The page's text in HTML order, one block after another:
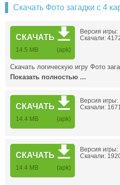
Скачать Фото загадки с 4
СКАЧАТЬ
14.5 MB (apk)
Версия игры:
Скачали:
Скачать логическую игру Фото
Показать полностью ...
СКАЧАТЬ
14.4 MB (apk)
Версия игры:
Скачали:
СКАЧАТЬ
14.4 MB (apk)
Версия игры:
Скачали: